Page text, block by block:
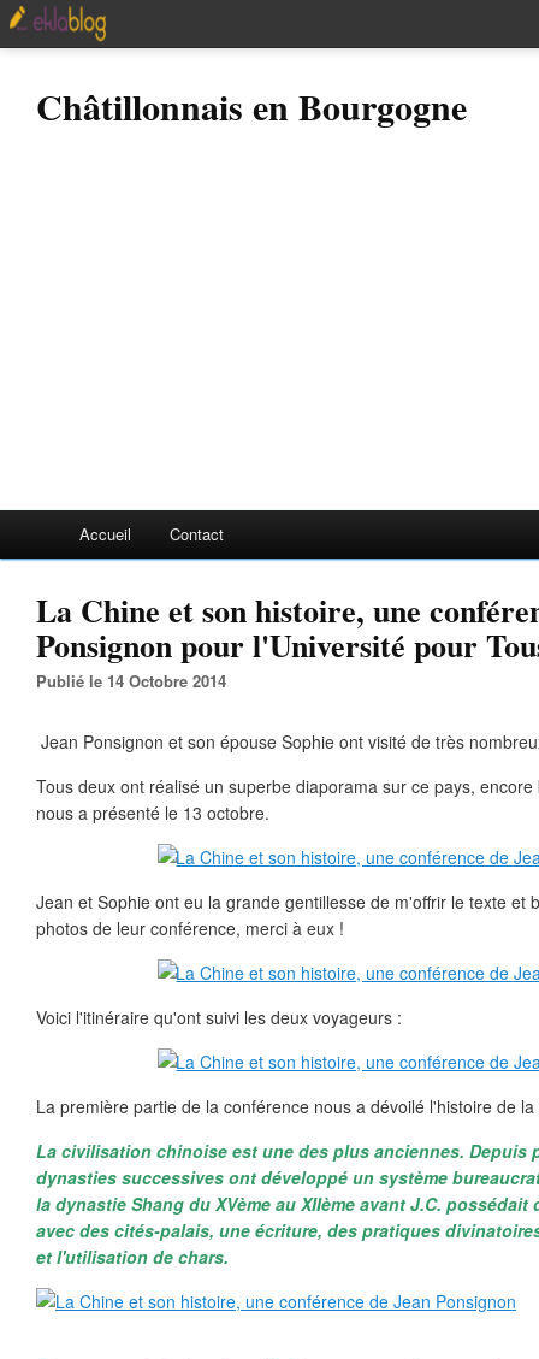
Châtillonnais en Bourgogne
Accueil Contact
La Chine et son histoire, une
Ponsignon pour l'Université pour
Publié le 14 Octobre 2014
Jean Ponsignon et son épouse Sophie ont visité de très
Tous deux ont réalisé un superbe diaporama sur ce pays,
nous a présenté le 13 octobre.
Jean et Sophie ont eu la grande gentillesse de m'offrir le texte et
photos de leur conférence, merci à eux !
Voici l'itinéraire qu'ont suivi les deux voyageurs :
La première partie de la conférence nous a dévoilé l'histoire de la
La civilisation chinoise est une des plus anciennes. Depuis
dynasties successives ont développé un système
la dynastie Shang du XVème au XIIème avant J.C.
avec des cités-palais, une écriture, des pratiques
et l'utilisation de chars.